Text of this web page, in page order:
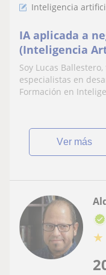
Inteligencia
IA aplicada a
(Inteligencia
Soy Lucas
especialistas en
Formación en
ver más
★